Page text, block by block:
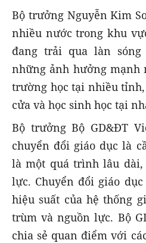
Bộ trưởng Nguyễn Kim
nhiều nước trong khu
đang trải qua làn sóng
những ảnh hưởng mạnh
trường học tại nhiều
cửa và học sinh học tại
Bộ trưởng Bộ GD&ĐT
chuyển đổi giáo dục là
là một quá trình lâu
lực. Chuyển đổi giáo
hiệu suất của hệ thống
trùm và nguồn lực. Bộ
chia sẻ quan điểm với